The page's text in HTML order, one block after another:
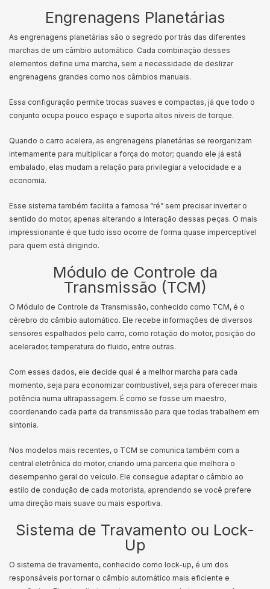
Engrenagens Planetárias
As engrenagens planetárias são o segredo por trás das diferentes
marchas de um câmbio automático. Cada combinação desses
elementos define uma marcha, sem a necessidade de deslizar
engrenagens grandes como nos câmbios manuais.
Essa configuração permite trocas suaves e compactas, já que todo o
conjunto ocupa pouco espaço e suporta altos níveis de torque.
Quando o carro acelera, as engrenagens planetárias se reorganizam
internamente para multiplicar a força do motor; quando ele já está
embalado, elas mudam a relação para privilegiar a velocidade e a
economia.
Esse sistema também facilita a famosa “ré” sem precisar inverter o
sentido do motor, apenas alterando a interação dessas peças. O mais
impressionante é que tudo isso ocorre de forma quase imperceptível
para quem está dirigindo.
Módulo de Controle da
Transmissão (TCM)
O Módulo de Controle da Transmissão, conhecido como TCM, é o
cérebro do câmbio automático. Ele recebe informações de diversos
sensores espalhados pelo carro, como rotação do motor, posição do
acelerador, temperatura do fluido, entre outras.
Com esses dados, ele decide qual é a melhor marcha para cada
momento, seja para economizar combustível, seja para oferecer mais
potência numa ultrapassagem. É como se fosse um maestro,
coordenando cada parte da transmissão para que todas trabalhem em
sintonia.
Nos modelos mais recentes, o TCM se comunica também com a
central eletrônica do motor, criando uma parceria que melhora o
desempenho geral do veículo. Ele consegue adaptar o câmbio ao
estilo de condução de cada motorista, aprendendo se você prefere
uma direção mais suave ou mais esportiva.
Sistema de Travamento ou Lock-
Up
O sistema de travamento, conhecido como lock-up, é um dos
responsáveis por tornar o câmbio automático mais eficiente e